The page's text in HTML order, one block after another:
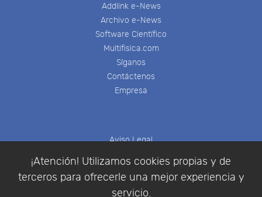
¡Atención! Utilizamos cookies propias y de
terceros para ofrecerle una mejor experiencia y
servicio.
Addlink e-News
Archivo e-News
Software Científico
Multifisica.com
Síganos
Contáctenos
Empresa
Aviso Legal
Política de Privacidad
Condiciones de compra